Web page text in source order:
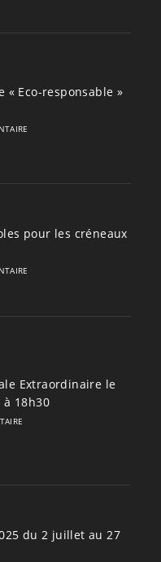
« Eco-responsable »
pour les créneaux
Extraordinaire le
18h30
du 2 juillet au 27